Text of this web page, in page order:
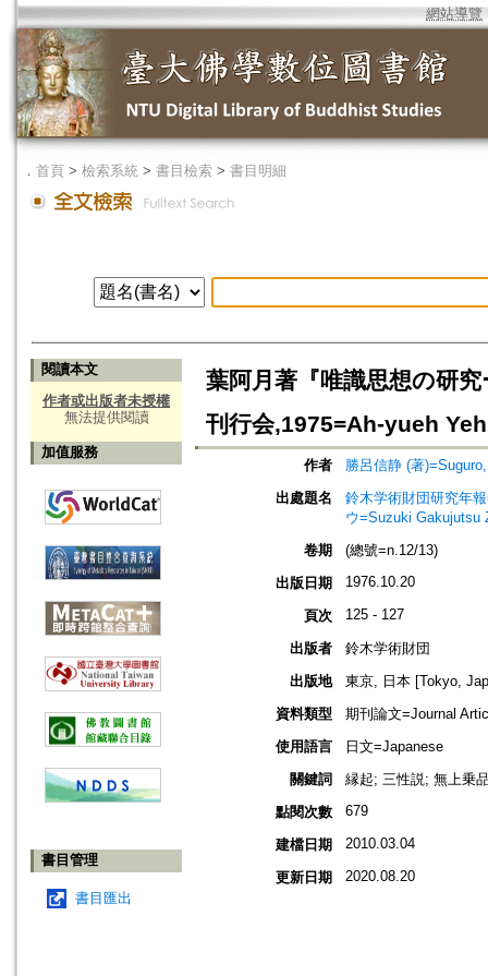
網站導覽
． 首頁 > 檢索系統 > 書目檢索 > 書目明細
閱讀本文
作者或出版者未授權
無法提供閱讀
加值服務
書目管理
書目匯出
葉阿月著『唯識思想の研
刊行会,1975=Ah-yueh
作者
勝呂信静 (著
出處題名
鈴木学術財団研究年
ウ=Suzuki Gakujutsu
卷期
(總號=n.12/13)
出版日期
1976.10.20
頁次 125 - 127
出版者
鈴木学術財団
出版地
東京, 日本 [Tokyo,
資料類型
期刊論文=Journal
使用語言
日文=Japanese
關鍵詞
縁起; 三性説; 無上乗
點閱次數
679
建檔日期 2010.03.04
更新日期 2020.08.20